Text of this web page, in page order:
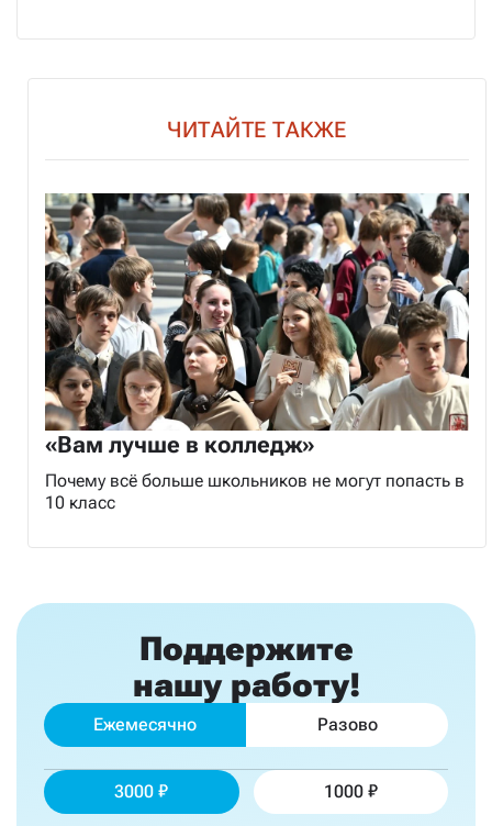
ЧИТАЙТЕ ТАКЖЕ
«Вам лучше в колледж»
Почему всё больше школьников не могут попасть в
10 класс
Поддержите
нашу работу!
Ежемесячно Разово
3000 1000